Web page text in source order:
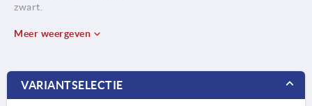
zwart.
Meer weergeven
VARIANTSELECTIE